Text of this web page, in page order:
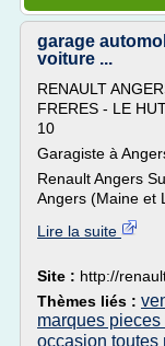
garage
voiture ...
RENAULT
FRERES - LE
10
Garagiste à
Renault Angers
Angers (Maine et
Lire la suite
Site : http://
Thèmes liés :
marques
occasion toutes